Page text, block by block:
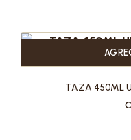
TAZA 450ML